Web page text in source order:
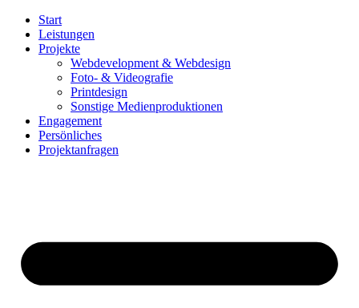
Zum
Inhalt
springen
Start
Leistungen
Projekte
Webdevelopment & Webdesign
Foto- & Videografie
Printdesign
Sonstige Medienproduktionen
Engagement
Persönliches
Projektanfragen